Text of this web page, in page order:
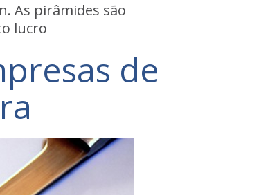
As pirâmides são
lucro
de